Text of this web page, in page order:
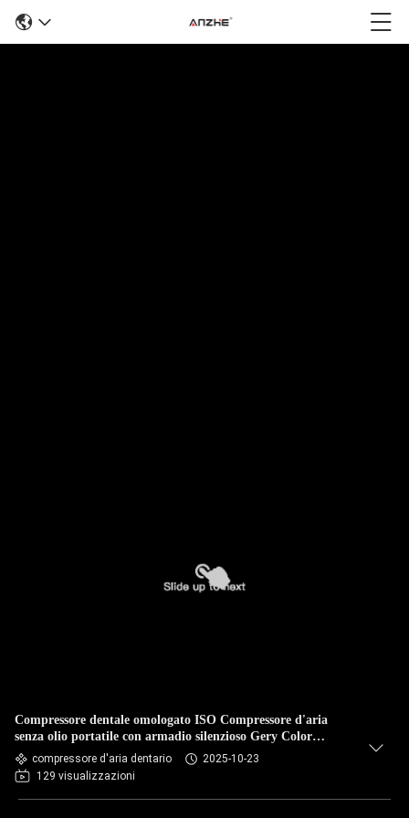
Compressore dentale omologato ISO Compressore d'aria
senza olio portatile con armadio silenzioso Gery Color
Compressore silenzioso con scatola
compressore d'aria dentario
2025-10-23
129 visualizzazioni